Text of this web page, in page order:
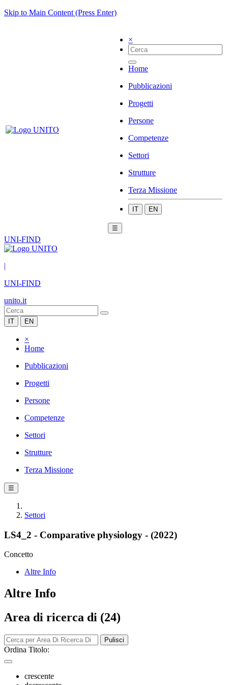
Skip to Main Content (Press Enter)
×
Home
Pubblicazioni
Progetti
Persone
Competenze
Settori
Strutture
Terza Missione
IT EN
☰
UNI-FIND
|
UNI-FIND
unito.it
IT EN
×
Home
Pubblicazioni
Progetti
Persone
Competenze
Settori
Strutture
Terza Missione
☰
Settori
LS4_2 - Comparative physiology - (2022)
Concetto
Altre Info
Altre Info
Area di ricerca di (24)
Pulisci
Ordina Titolo:
crescente